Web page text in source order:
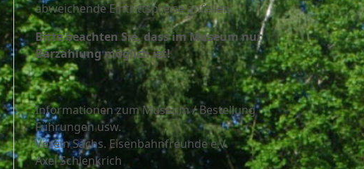
abweichende Eintrittspreise anfallen.
Bitte beachten Sie, dass im Museum nur
Barzahlung möglich ist!
Informationen zum Museum / Bestellung
Führungen usw.
Verein Sächs. Eisenbahnfreunde e.V.
Axel Schlenkrich